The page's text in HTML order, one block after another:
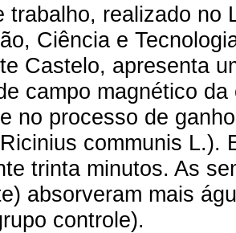
trabalho, realizado no
Ciência e
Castelo, apresenta
campo magnético
no processo de
communis L.).
trinta minutos. As
absorveram mais
controle).